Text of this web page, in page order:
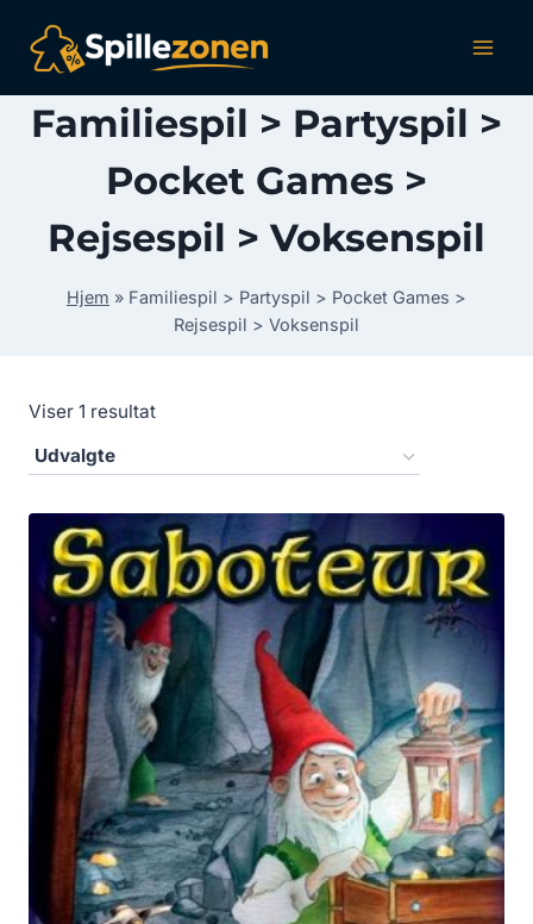
indhold
Familiespil > Partyspil >
Pocket Games >
Rejsespil > Voksenspil
Hjem » Familiespil > Partyspil > Pocket Games >
Rejsespil > Voksenspil
Viser 1 resultat